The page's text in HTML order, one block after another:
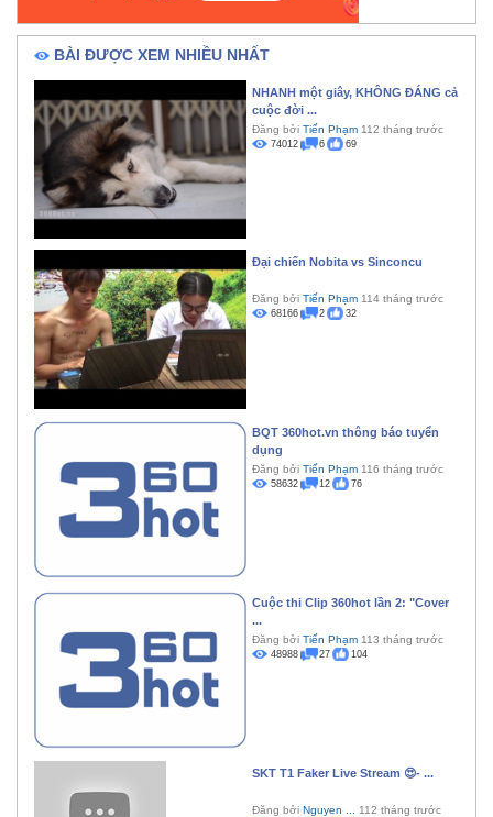
BÀI ĐƯỢC XEM NHIỀU NHẤT
NHANH một giây, KHÔNG ĐÁNG cả
cuộc đời ...
Đăng bởi Tiến Phạm 112 tháng trước
74012 6 69
Đại chiến Nobita vs Sinconcu
Đăng bởi Tiến Phạm 114 tháng trước
68166 2 32
BQT 360hot.vn thông báo tuyển
dụng
Đăng bởi Tiến Phạm 116 tháng trước
58632 12 76
Cuộc thi Clip 360hot lần 2: "Cover
...
Đăng bởi Tiến Phạm 113 tháng trước
48988 27 104
SKT T1 Faker Live Stream 😍- ...
Đăng bởi Nguyen ... 112 tháng trước